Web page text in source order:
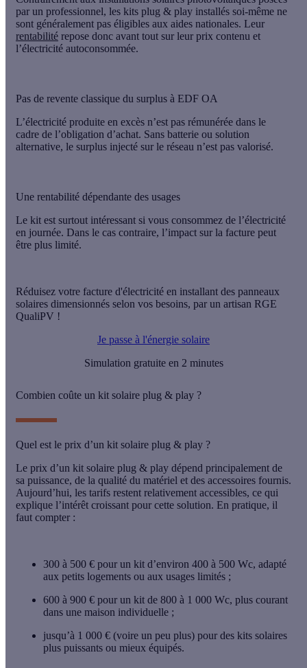
par un professionnel, les kits plug & play installés soi-même ne
sont généralement pas éligibles aux aides nationales. Leur
rentabilité repose donc avant tout sur leur prix contenu et
l’électricité autoconsommée.
Pas de revente classique du surplus à EDF OA
L’électricité produite en excès n’est pas rémunérée dans le
cadre de l’obligation d’achat. Sans batterie ou solution
alternative, le surplus injecté sur le réseau n’est pas valorisé.
Une rentabilité dépendante des usages
Le kit est surtout intéressant si vous consommez de l’électricité
en journée. Dans le cas contraire, l’impact sur la facture peut
être plus limité.
Réduisez votre facture d'électricité en installant des panneaux
solaires dimensionnés selon vos besoins, par un artisan RGE
QualiPV !
Je passe à l'énergie solaire
Simulation gratuite en 2 minutes
Combien coûte un kit solaire plug & play ?
Quel est le prix d’un kit solaire plug & play ?
Le prix d’un kit solaire plug & play dépend principalement de
sa puissance, de la qualité du matériel et des accessoires fournis.
Aujourd’hui, les tarifs restent relativement accessibles, ce qui
explique l’intérêt croissant pour cette solution. En pratique, il
faut compter :
300 à 500 € pour un kit d’environ 400 à 500 Wc, adapté
aux petits logements ou aux usages limités ;
600 à 900 € pour un kit de 800 à 1 000 Wc, plus courant
dans une maison individuelle ;
jusqu’à 1 000 € (voire un peu plus) pour des kits solaires
plus puissants ou mieux équipés.